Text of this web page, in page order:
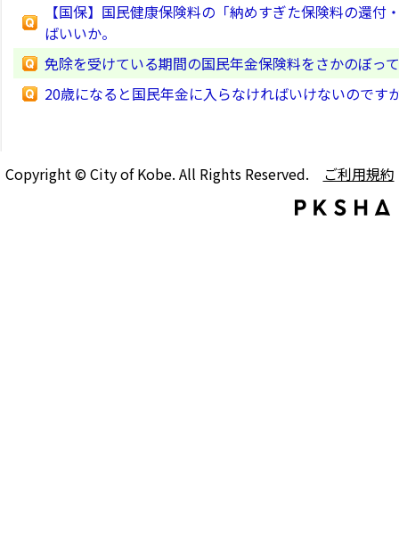
【国保】国民健康保険料の「納めすぎた保険料の還
ばいいか。
免除を受けている期間の国民年金保険料をさかのぼっ
20歳になると国民年金に入らなければいけないのです
Copyright © City of Kobe. All Rights Reserved. ご利用規約